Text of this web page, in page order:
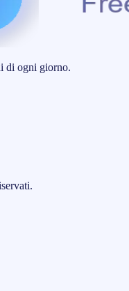
di ogni giorno.